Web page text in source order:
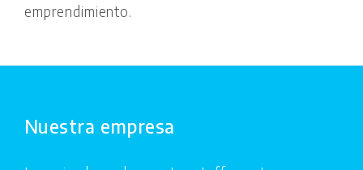
emprendimiento.
Nuestra empresa